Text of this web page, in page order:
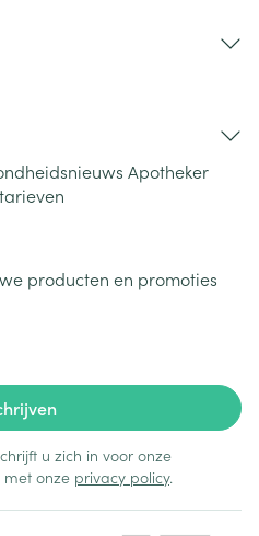
Apotheker
producten en promoties
u zich in voor onze
onze privacy policy.